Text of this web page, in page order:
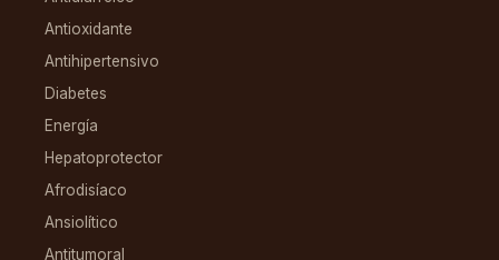
Antioxidante
Antihipertensivo
Diabetes
Energía
Hepatoprotector
Afrodisíaco
Ansiolítico
Antitumoral